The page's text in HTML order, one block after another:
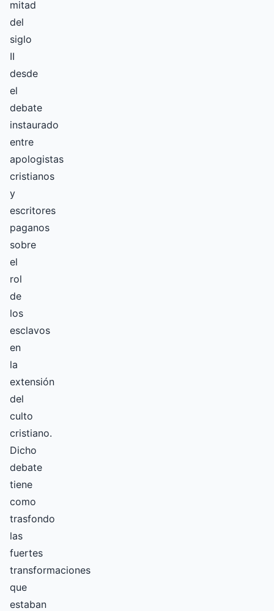
mitad
del
siglo
II
desde
el
debate
instaurado
entre
apologistas
cristianos
y
escritores
paganos
sobre
el
rol
de
los
esclavos
en
la
extensión
del
culto
cristiano.
Dicho
debate
tiene
como
trasfondo
las
fuertes
transformaciones
que
estaban